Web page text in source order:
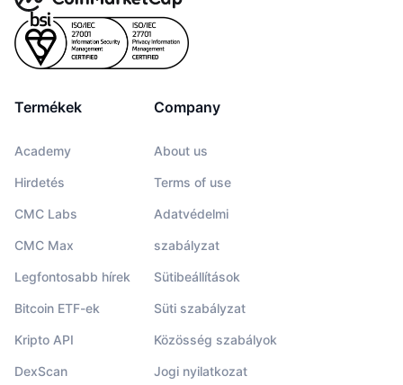
Termékek
Academy
Hirdetés
CMC Labs
CMC Max
Legfontosabb hírek
Bitcoin ETF-ek
Kripto API
DexScan
Company
About us
Terms of use
Adatvédelmi
szabályzat
Sütibeállítások
Süti szabályzat
Közösség szabályok
Jogi nyilatkozat